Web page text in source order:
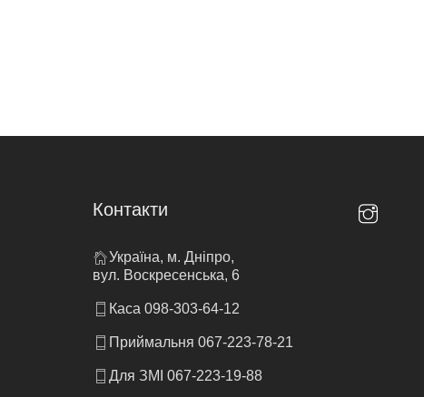
Контакти
Україна, м. Дніпро,
вул. Воскресенська, 6
Каса 098-303-64-12
Приймальня 067-223-78-21
Для ЗМІ 067-223-19-88